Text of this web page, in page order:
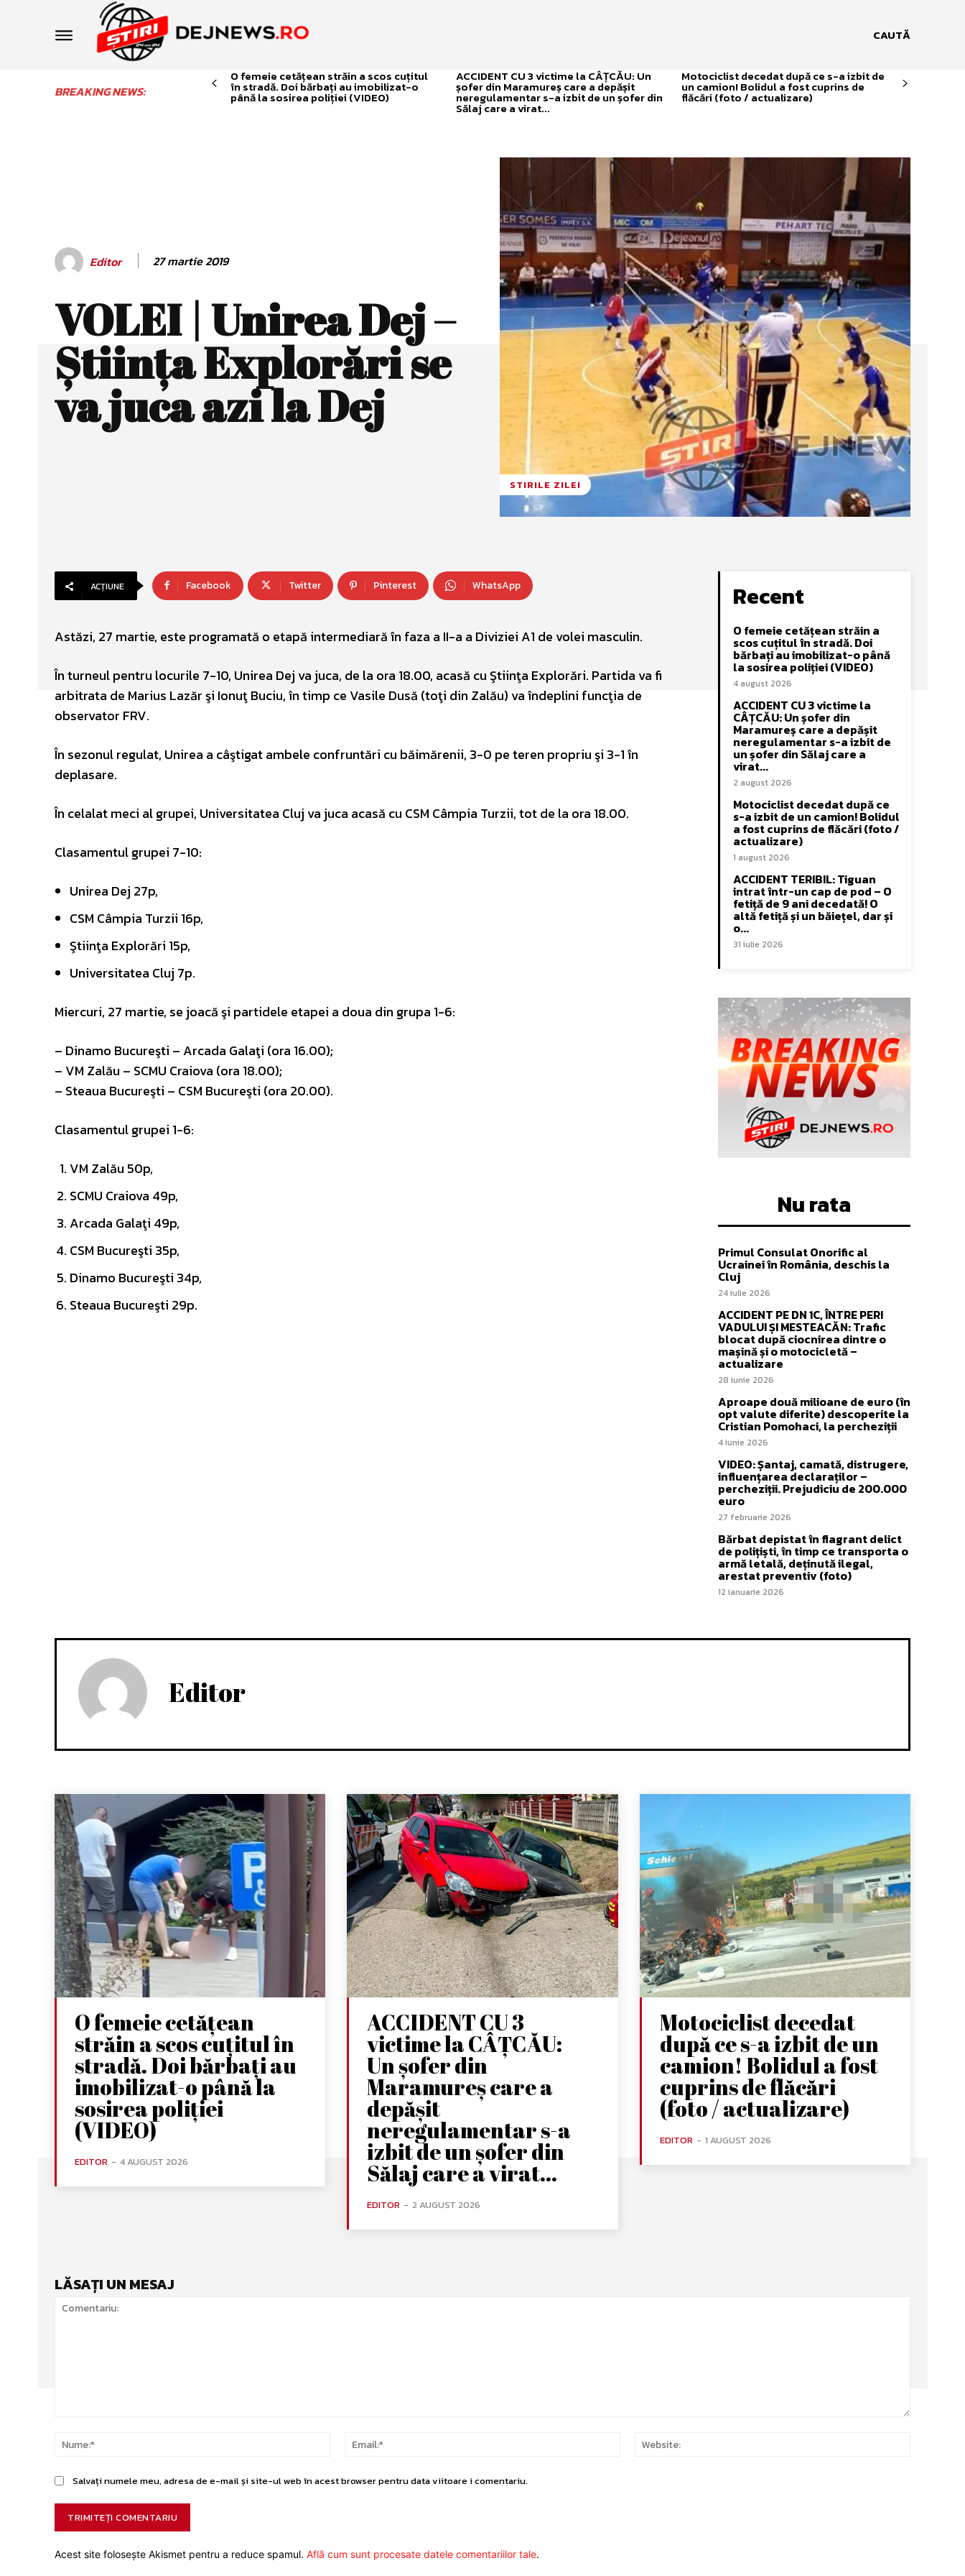
CAUTĂ
BREAKING NEWS:
O femeie cetățean străin a scos cuțitul
în stradă. Doi bărbați au imobilizat-o
până la sosirea poliției (VIDEO)
ACCIDENT CU 3 victime la CÂȚCĂU: Un
șofer din Maramureș care a depășit
neregulamentar s-a izbit de un șofer din
Sălaj care a virat...
Motociclist decedat după ce s-a izbit de
un camion! Bolidul a fost cuprins de
flăcări (foto / actualizare)
Editor 27 martie 2019
VOLEI | Unirea Dej –
Ştiinţa Explorări se
va juca azi la Dej
STIRILE ZILEI
ACȚIUNE Facebook Twitter Pinterest WhatsApp
Astăzi, 27 martie, este programată o etapă intermediară în faza a II-a a Diviziei A1 de volei masculin.
În turneul pentru locurile 7-10, Unirea Dej va juca, de la ora 18.00, acasă cu Ştiinţa Explorări. Partida va fi
arbitrata de Marius Lazăr şi Ionuţ Buciu, în timp ce Vasile Dusă (toţi din Zalău) va îndeplini funcţia de
observator FRV.
În sezonul regulat, Unirea a câştigat ambele confruntări cu băimărenii, 3-0 pe teren propriu şi 3-1 în
deplasare.
În celalat meci al grupei, Universitatea Cluj va juca acasă cu CSM Câmpia Turzii, tot de la ora 18.00.
Clasamentul grupei 7-10:
Unirea Dej 27p,
CSM Câmpia Turzii 16p,
Ştiinţa Explorări 15p,
Universitatea Cluj 7p.
Miercuri, 27 martie, se joacă şi partidele etapei a doua din grupa 1-6:
– Dinamo Bucureşti – Arcada Galaţi (ora 16.00);
– VM Zalău – SCMU Craiova (ora 18.00);
– Steaua Bucureşti – CSM Bucureşti (ora 20.00).
Clasamentul grupei 1-6:
VM Zalău 50p,
SCMU Craiova 49p,
Arcada Galaţi 49p,
CSM Bucureşti 35p,
Dinamo Bucureşti 34p,
Steaua Bucureşti 29p.
Recent
O femeie cetățean străin a
scos cuțitul în stradă. Doi
bărbați au imobilizat-o până
la sosirea poliției (VIDEO)
4 august 2026
ACCIDENT CU 3 victime la
CÂȚCĂU: Un șofer din
Maramureș care a depășit
neregulamentar s-a izbit de
un șofer din Sălaj care a
virat...
2 august 2026
Motociclist decedat după ce
s-a izbit de un camion! Bolidul
a fost cuprins de flăcări (foto /
actualizare)
1 august 2026
ACCIDENT TERIBIL: Tiguan
intrat într-un cap de pod – O
fetiță de 9 ani decedată! O
altă fetiță și un băiețel, dar și
o...
31 iulie 2026
Nu rata
Primul Consulat Onorific al
Ucrainei în România, deschis la
Cluj
24 iulie 2026
ACCIDENT PE DN 1C, ÎNTRE PERI
VADULUI ȘI MESTEACĂN: Trafic
blocat după ciocnirea dintre o
mașină și o motocicletă –
actualizare
28 iunie 2026
Aproape două milioane de euro (în
opt valute diferite) descoperite la
Cristian Pomohaci, la percheziții
4 iunie 2026
VIDEO: Șantaj, camată, distrugere,
influențarea declaraților –
percheziții. Prejudiciu de 200.000
euro
27 februarie 2026
Bărbat depistat în flagrant delict
de polițiști, în timp ce transporta o
armă letală, deținută ilegal,
arestat preventiv (foto)
12 ianuarie 2026
Editor
O femeie cetățean
străin a scos cuțitul în
stradă. Doi bărbați au
imobilizat-o până la
sosirea poliției
(VIDEO)
EDITOR - 4 AUGUST 2026
ACCIDENT CU 3
victime la CÂȚCĂU:
Un șofer din
Maramureș care a
depășit
neregulamentar s-a
izbit de un șofer din
Sălaj care a virat...
EDITOR - 2 AUGUST 2026
Motociclist decedat
după ce s-a izbit de un
camion! Bolidul a fost
cuprins de flăcări
(foto / actualizare)
EDITOR - 1 AUGUST 2026
LĂSAȚI UN MESAJ
Nume:*
Email:*
Salvați numele meu, adresa de e-mail și site-ul web în acest browser pentru data viitoare i comentariu.
Acest site folosește Akismet pentru a reduce spamul. Află cum sunt procesate datele comentariilor tale.